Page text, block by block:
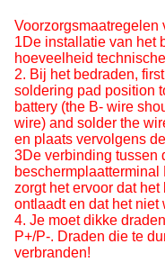
Voorzorgsmaatregelen
1De installatie van het
hoeveelheid
2. Bij het bedraden,
soldering pad position
battery (the B- wire
wire) and solder the
en plaats vervolgens
3De verbinding tussen
zorgt het ervoor dat
ontlaadt en dat het niet
4. Je moet dikke
P+/P-. Draden die te
verbranden!